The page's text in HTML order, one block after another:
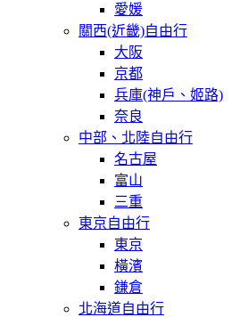
愛媛
關西(近畿)自由行
大阪
京都
兵庫(神戶、姬路)
奈良
中部、北陸自由行
名古屋
富山
三重
東京自由行
東京
橫濱
鎌倉
北海道自由行